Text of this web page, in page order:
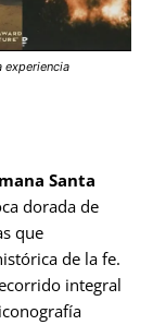
experiencia
Santa
dorada de
que
de la fe.
integral